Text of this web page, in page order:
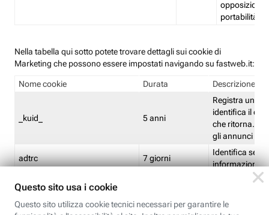
opposizione
portabilità
Nella tabella qui sotto potete trovare dettagli sui cookie di
Marketing che possono essere impostati navigando su fastweb.it:
Nome cookie Durata Descrizione
_kuid_ 5 anni
Registra un ID
identifica il
che ritorna.
gli annunci
adtrc 7 giorni
Identifica se
informazioni
CFFC<TagID>
Limite di
Identifica se